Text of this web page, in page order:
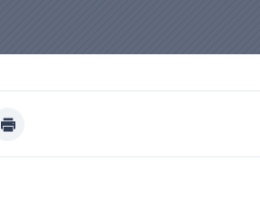
print